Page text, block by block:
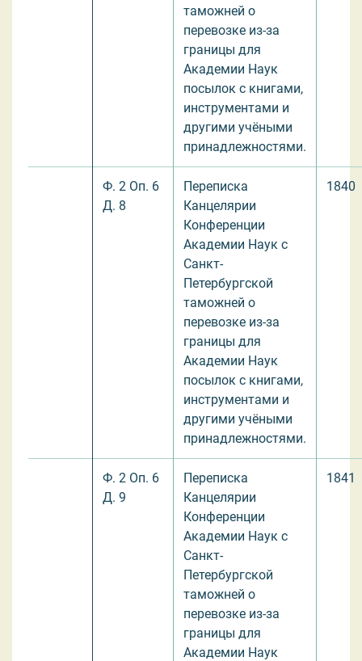
таможней о
перевозке из-за
границы для
Академии Наук
посылок с книгами,
инструментами и
другими учёными
принадлежностями.
Ф. 2 Оп. 6
Д. 8
Переписка
Канцелярии
Конференции
Академии Наук с
Санкт-
Петербургской
таможней о
перевозке из-за
границы для
Академии Наук
посылок с книгами,
инструментами и
другими учёными
принадлежностями.
1840
Ф. 2 Оп. 6
Д. 9
Переписка
Канцелярии
Конференции
Академии Наук с
Санкт-
Петербургской
таможней о
перевозке из-за
границы для
Академии Наук
1841